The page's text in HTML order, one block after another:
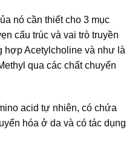
nó cần thiết cho 3 mục
cấu trúc và vai trò truyền
hợp Acetylcholine và như là
qua các chất chuyển
acid tự nhiên, có chứa
hóa ở da và có tác dụng